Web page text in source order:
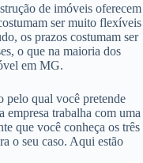
de imóveis oferecem
ser muito flexíveis
os prazos costumam ser
o que na maioria dos
em MG.
pelo qual você pretende
empresa trabalha com uma
que você conheça os três
o seu caso. Aqui estão